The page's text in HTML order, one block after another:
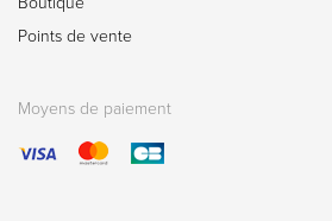
Points de vente
Moyens de paiement